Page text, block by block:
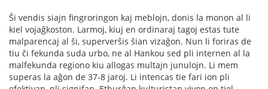
Ŝi vendis siajn fingroringon kaj meblojn, donis la monon al li
kiel vojaĝkoston. Larmoj, kiuj en ordinaraj tagoj estas tute
malparencaj al ŝi, superverŝis ŝian vizaĝon. Nun li foriras de
tiu ĉi fekunda suda urbo, ne al Hankou sed pli internen al la
malfekunda regiono kiu allogas multajn junulojn. Li mem
superas la aĝon de 37-8 jaroj. Li intencas tie fari ion pli